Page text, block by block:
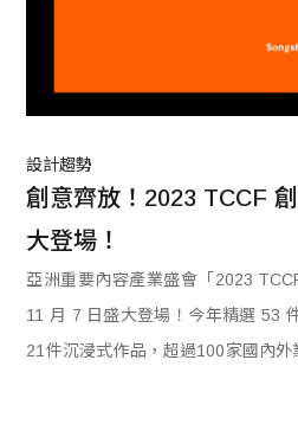
設計趨勢
創意齊放！2023 TCCF
大登場！
亞洲重要內容產業盛會「2023
11 月 7 日盛大登場！今年精選 53
21件沉浸式作品，超過100家國內外